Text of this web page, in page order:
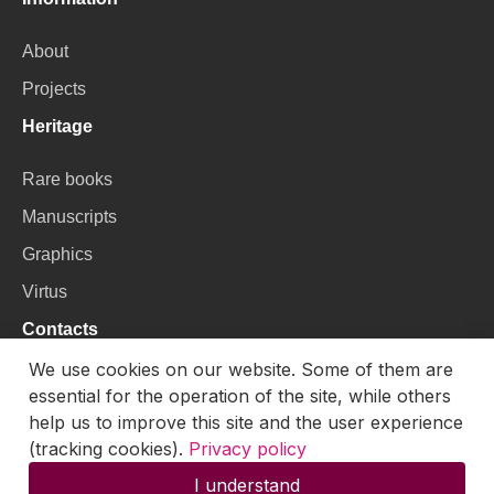
About
Projects
Heritage
Rare books
Manuscripts
Graphics
Virtus
Contacts
VU Library
Universiteto g. 3, LT-01122, Vilnius
Email:skaitmenines.kolekcijos@mb.vu.lt
We use cookies on our website. Some of them are
essential for the operation of the site, while others
help us to improve this site and the user experience
(tracking cookies). Privacy policy
I understand